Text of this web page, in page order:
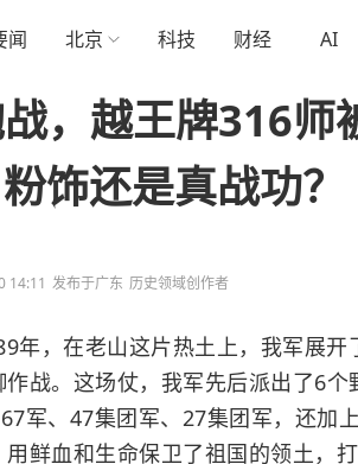
闻 北京 科技 财经 AI
，越王牌316师
饰还是真战功？
14:11 发布于广东 历史领域创作者
年，在老山这片热土上，我军展
战。这场仗，我军先后派出了6个
军、47集团军、27集团军，还加
鲜血和生命保卫了祖国的领土，打